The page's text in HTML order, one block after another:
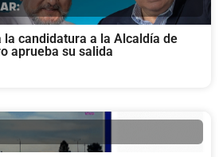
la candidatura a la Alcaldía de
aprueba su salida